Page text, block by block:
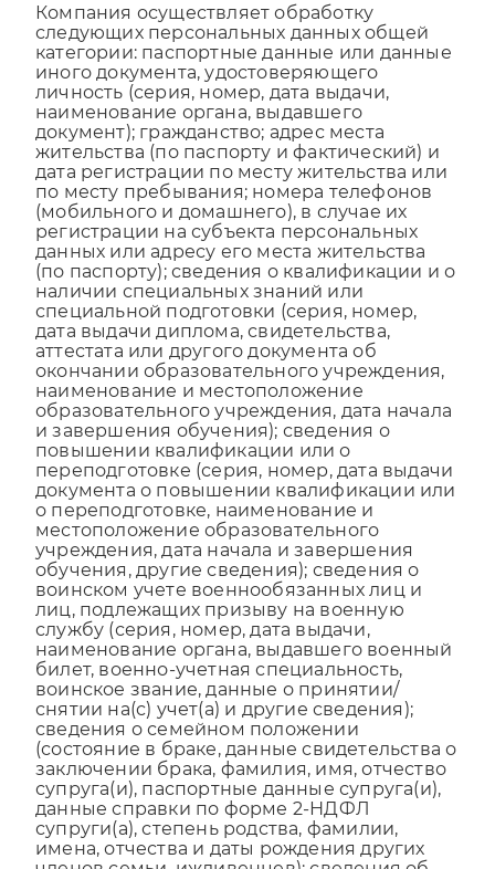
Компания осуществляет обработку
следующих персональных данных общей
категории: паспортные данные или данные
иного документа, удостоверяющего
личность (серия, номер, дата выдачи,
наименование органа, выдавшего
документ); гражданство; адрес места
жительства (по паспорту и фактический) и
дата регистрации по месту жительства или
по месту пребывания; номера телефонов
(мобильного и домашнего), в случае их
регистрации на субъекта персональных
данных или адресу его места жительства
(по паспорту); сведения о квалификации и о
наличии специальных знаний или
специальной подготовки (серия, номер,
дата выдачи диплома, свидетельства,
аттестата или другого документа об
окончании образовательного учреждения,
наименование и местоположение
образовательного учреждения, дата начала
и завершения обучения); сведения о
повышении квалификации или о
переподготовке (серия, номер, дата выдачи
документа о повышении квалификации или
о переподготовке, наименование и
местоположение образовательного
учреждения, дата начала и завершения
обучения, другие сведения); сведения о
воинском учете военнообязанных лиц и
лиц, подлежащих призыву на военную
службу (серия, номер, дата выдачи,
наименование органа, выдавшего военный
билет, военно-учетная специальность,
воинское звание, данные о принятии/
снятии на(с) учет(а) и другие сведения);
сведения о семейном положении
(состояние в браке, данные свидетельства о
заключении брака, фамилия, имя, отчество
супруга(и), паспортные данные супруга(и),
данные справки по форме 2-НДФЛ
супруги(а), степень родства, фамилии,
имена, отчества и даты рождения других